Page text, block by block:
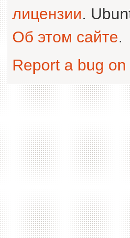
лицензии.
Об этом сайте.
Report a bug